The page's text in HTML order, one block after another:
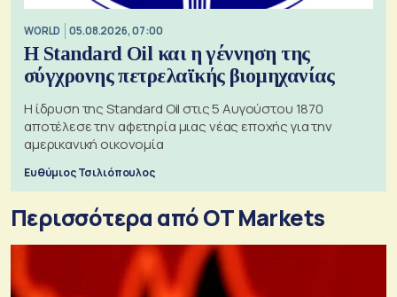
WORLD 05.08.2026, 07:00
Η Standard Oil και η γέννηση της
σύγχρονης πετρελαϊκής βιομηχανίας
Η ίδρυση της Standard Oil στις 5 Αυγούστου 1870
αποτέλεσε την αφετηρία μιας νέας εποχής για την
αμερικανική οικονομία
Ευθύμιος Τσιλιόπουλος
Περισσότερα από OT Markets